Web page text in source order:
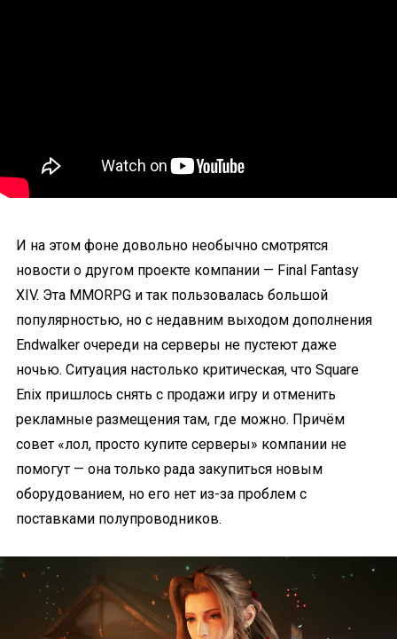
И на этом фоне довольно необычно смотрятся
новости о другом проекте компании — Final Fantasy
XIV. Эта MMORPG и так пользовалась большой
популярностью, но с недавним выходом дополнения
Endwalker очереди на серверы не пустеют даже
ночью. Ситуация настолько критическая, что Square
Enix пришлось снять с продажи игру и отменить
рекламные размещения там, где можно. Причём
совет «лол, просто купите серверы» компании не
помогут — она только рада закупиться новым
оборудованием, но его нет из-за проблем с
поставками полупроводников.